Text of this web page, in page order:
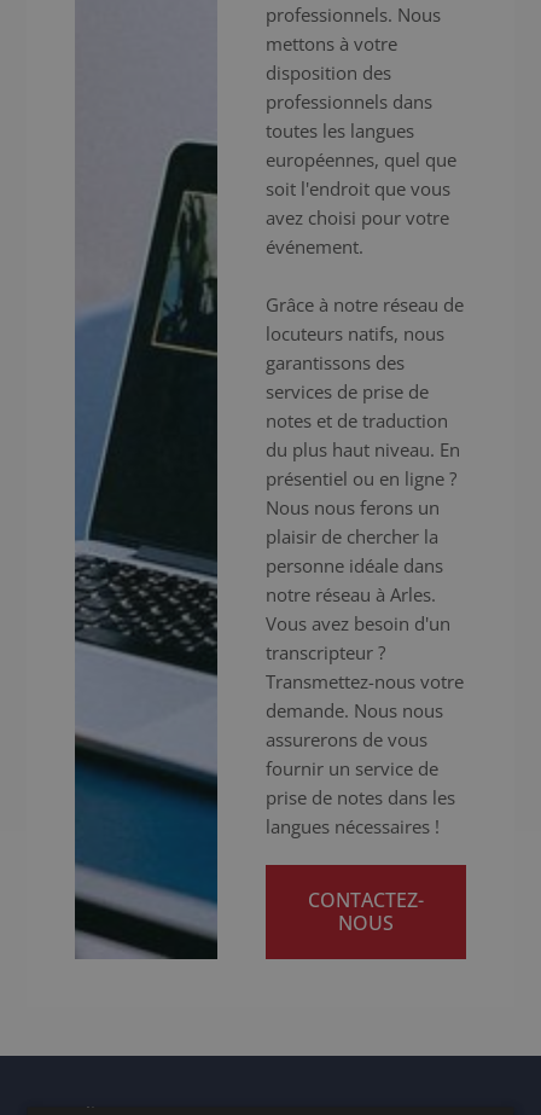
professionnels. Nous
mettons à votre
disposition des
professionnels dans
toutes les langues
européennes, quel que
soit l'endroit que vous
avez choisi pour votre
événement.
Grâce à notre réseau de
locuteurs natifs, nous
garantissons des
services de prise de
notes et de traduction
du plus haut niveau. En
présentiel ou en ligne ?
Nous nous ferons un
plaisir de chercher la
personne idéale dans
notre réseau à Arles.
Vous avez besoin d'un
transcripteur ?
Transmettez-nous votre
demande. Nous nous
assurerons de vous
fournir un service de
prise de notes dans les
langues nécessaires !
CONTACTEZ-
NOUS